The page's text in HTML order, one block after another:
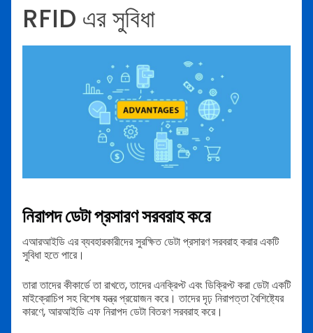
RFID এর সুবিধা
নিরাপদ ডেটা প্রসারণ সরবরাহ করে
এআরআইডি এর ব্যবহারকারীদের সুরক্ষিত ডেটা প্রসারণ সরবরাহ করার একটি
সুবিধা হতে পারে।
তারা তাদের কীকার্ডে তা রাখতে, তাদের এনক্রিপ্ট এবং ডিক্রিপ্ট করা ডেটা একটি
মাইক্রোচিপ সহ বিশেষ যন্ত্র প্রয়োজন করে। তাদের দৃঢ় নিরাপত্তা বৈশিষ্ট্যের
কারণে, আরআইডি এফ নিরাপদ ডেটা বিতরণ সরবরাহ করে।